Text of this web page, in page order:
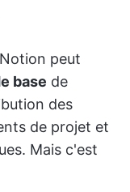
peut
base de
des
de projet et
Mais c'est